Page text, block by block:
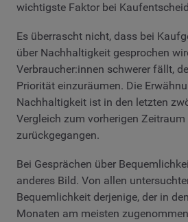
wichtigste Faktor bei
Es überrascht nicht, dass bei
über Nachhaltigkeit gesprochen
Verbraucher:innen schwerer fällt,
Priorität einzuräumen. Die
Nachhaltigkeit ist in den letzten
Vergleich zum vorherigen Zeitraum
zurückgegangen.
Bei Gesprächen über
anderes Bild. Von allen
Bequemlichkeit derjenige, der in
Monaten am meisten